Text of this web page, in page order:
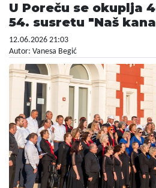
U Poreču se okuplja
54. susretu "Naš
12.06.2026 21:03
Autor: Vanesa Begić